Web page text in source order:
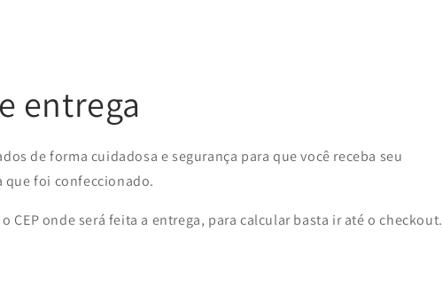
entrega
de forma cuidadosa e segurança para que você receba seu
que foi confeccionado.
CEP onde será feita a entrega, para calcular basta ir até o checkout.